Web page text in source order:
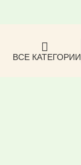
ВСЕ КАТЕГОРИИ